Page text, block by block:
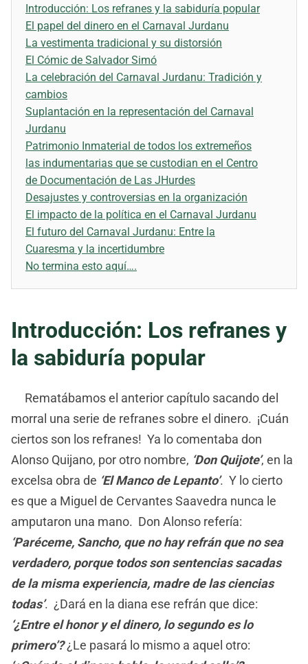
Introducción: Los refranes y la sabiduría popular
El papel del dinero en el Carnaval Jurdanu
La vestimenta tradicional y su distorsión
El Cómic de Salvador Simó
La celebración del Carnaval Jurdanu: Tradición y
cambios
Suplantación en la representación del Carnaval
Jurdanu
Patrimonio Inmaterial de todos los extremeños
las indumentarias que se custodian en el Centro
de Documentación de Las JHurdes
Desajustes y controversias en la organización
El impacto de la política en el Carnaval Jurdanu
El futuro del Carnaval Jurdanu: Entre la
Cuaresma y la incertidumbre
No termina esto aquí….
Introducción: Los refranes y
la sabiduría popular
Rematábamos el anterior capítulo sacando del
morral una serie de refranes sobre el dinero. ¡Cuán
ciertos son los refranes! Ya lo comentaba don
Alonso Quijano, por otro nombre, ‘Don Quijote’, en la
excelsa obra de ‘El Manco de Lepanto’. Y lo cierto
es que a Miguel de Cervantes Saavedra nunca le
amputaron una mano. Don Alonso refería:
‘Paréceme, Sancho, que no hay refrán que no sea
verdadero, porque todos son sentencias sacadas
de la misma experiencia, madre de las ciencias
todas’. ¿Dará en la diana ese refrán que dice:
‘¿Entre el honor y el dinero, lo segundo es lo
primero’?¿Le pasará lo mismo a aquel otro: